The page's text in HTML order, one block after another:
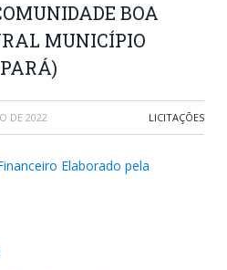
BOA
MUNICÍPIO
DE 2022 LICITAÇÕES
Elaborado pela